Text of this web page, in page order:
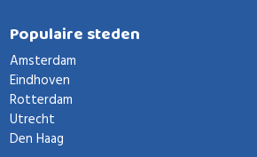
Populaire steden
Amsterdam
Eindhoven
Rotterdam
Utrecht
Den Haag